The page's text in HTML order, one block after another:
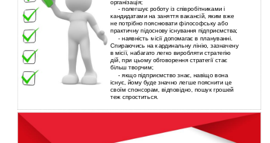
організація;
- полегшує роботу із співробітниками і
кандидатами на заняття вакансій, яким вже
не потрібно пояснювати філософську або
практичну підоснову існування підприємства;
- наявність місії допомагає в плануванні.
Спираючись на кардинальну лінію, зазначену
в місії, набагато легко виробляти стратегію
дій, при цьому обговорення стратегії стає
більш творчим;
- якщо підприємство знає, навіщо вона
існує, йому буде значно легше пояснити це
своїм спонсорам, відповідно, пошук грошей
теж спроститься.